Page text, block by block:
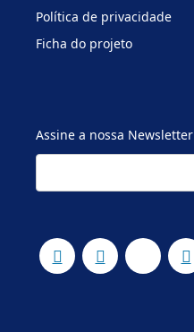
Política de privacidade
Ficha do projeto
Assine a nossa Newsletter